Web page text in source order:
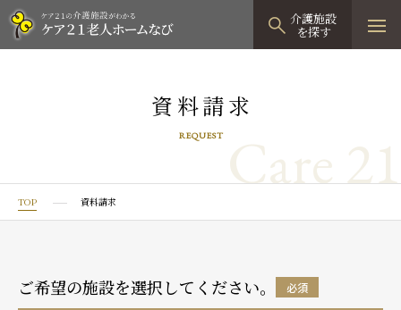
介護施設
を探す
見学予約
有料老人ホームTOP
グループホーム
資料請求
REQUEST Care 21
TOP 資料請求
ご希望の施設を選択してください。 必須